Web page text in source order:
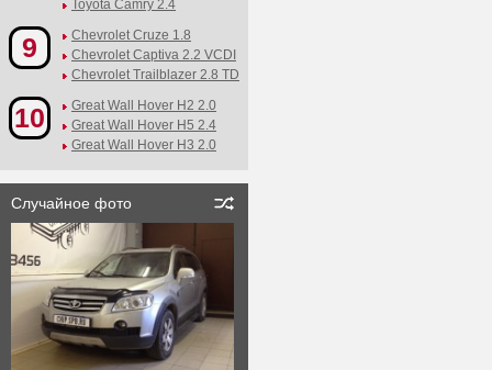
Toyota Camry 2.4
9
Chevrolet Cruze 1.8
Chevrolet Captiva 2.2 VCDI
Chevrolet Trailblazer 2.8 TD
10
Great Wall Hover H2 2.0
Great Wall Hover H5 2.4
Great Wall Hover H3 2.0
Случайное фото